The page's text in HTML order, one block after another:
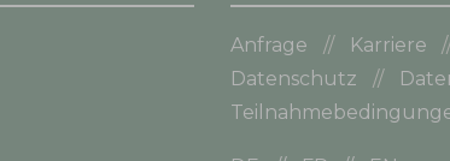
Anfrage Karriere
Datenschutz